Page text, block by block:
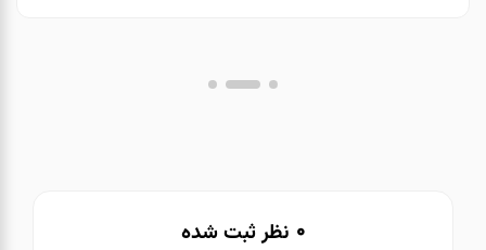
0 نظر ثبت شده